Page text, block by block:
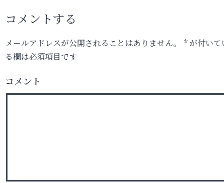
コメントする
メールアドレスが公開されることはありません。 *が付いて
る欄は必須項目です
コメント